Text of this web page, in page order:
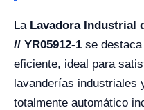
La Lavadora Industrial
// YR05912-1 se
eficiente, ideal para
lavanderías industriales
totalmente automático